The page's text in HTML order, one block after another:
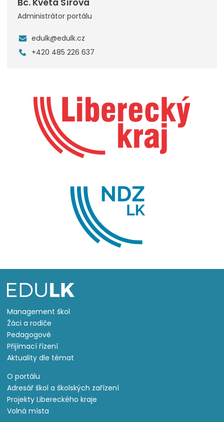
Administrátor portálu
edulk@edulk.cz
+420 485 226 637
Management škol
Žáci a rodiče
Pedagogové
Přijímací řízení
Aktuality dle témat
O portálu
Adresář škol a školských zařízení
Projekty Libereckého kraje
Volná místa